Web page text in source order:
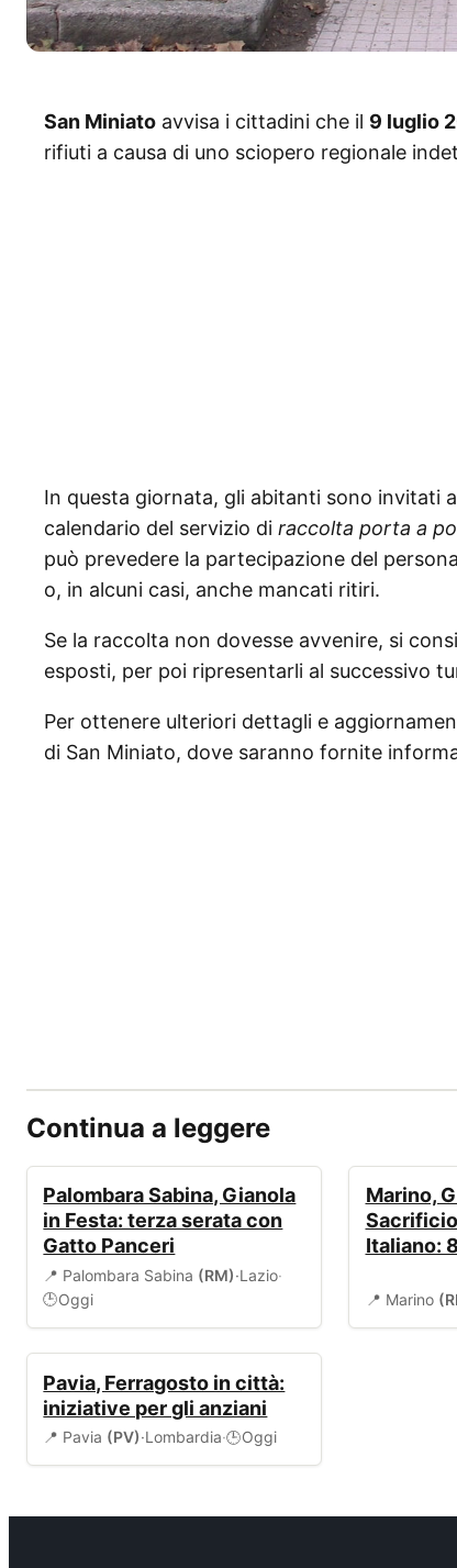
San Miniato avvisa i cittadini che il 9 luglio
rifiuti a causa di uno sciopero regionale
In questa giornata, gli abitanti sono invitati
calendario del servizio di raccolta porta a
può prevedere la partecipazione del
o, in alcuni casi, anche mancati ritiri.
Se la raccolta non dovesse avvenire, si
esposti, per poi ripresentarli al successivo
Per ottenere ulteriori dettagli e
di San Miniato, dove saranno fornite
Continua a leggere
Palombara Sabina, Gianola
in Festa: terza serata con
Gatto Panceri
📍 Palombara Sabina (RM)·Lazio·
🕒Oggi
Marino,
Italiano:
📍 Marino
Pavia, Ferragosto in città:
iniziative per gli anziani
📍 Pavia (PV)·Lombardia·🕒Oggi